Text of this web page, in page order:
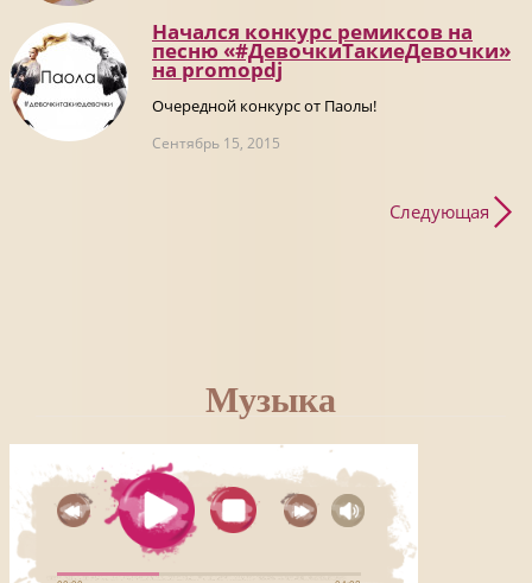
Начался конкурс ремиксов на
песню «#ДевочкиТакиеДевочки»
на promоpdj
Очередной конкурс от Паолы!
Сентябрь 15, 2015
Следующая
Музыка